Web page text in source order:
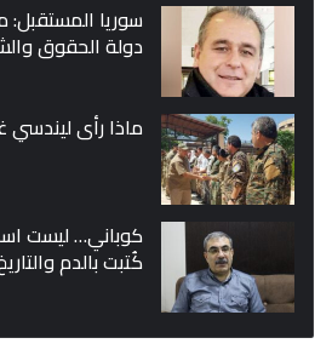
سوريا المستقبل:
دولة الحقوق
ماذا رأى ليندسي
كوباني… ليست
كُتبت بالدم